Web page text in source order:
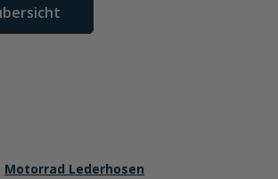
Motorrad Lederhosen